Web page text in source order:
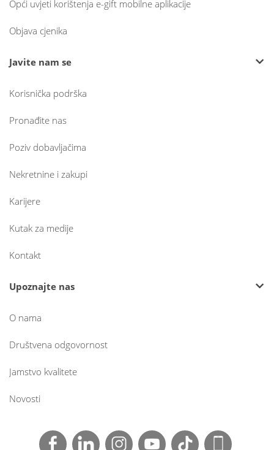
Opći uvjeti korištenja e-gift mobilne aplikacije
Objava cjenika
Javite nam se
Korisnička podrška
Pronađite nas
Poziv dobavljačima
Nekretnine i zakupi
Karijere
Kutak za medije
Kontakt
Upoznajte nas
O nama
Društvena odgovornost
Jamstvo kvalitete
Novosti